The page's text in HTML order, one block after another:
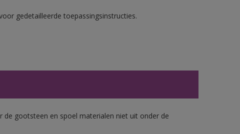
gedetailleerde toepassingsinstructies.
de gootsteen en spoel materialen niet uit onder de